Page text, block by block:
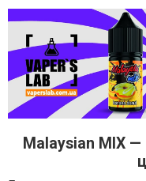
Malaysian MIX